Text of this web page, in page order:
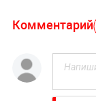
Комментарий